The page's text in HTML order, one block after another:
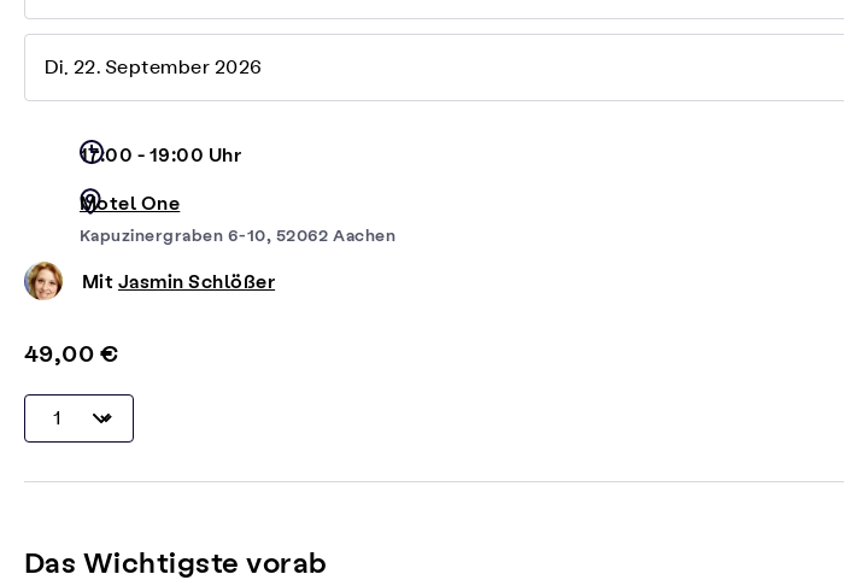
Di, 22. September 2026
17:00 - 19:00 Uhr
Motel One
Kapuzinergraben 6-10, 52062 Aachen
Mit Jasmin Schlößer
49,00 €
Das Wichtigste vorab